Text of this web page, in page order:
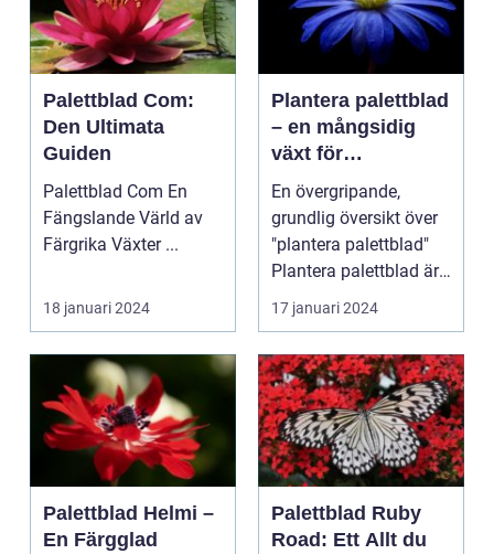
Palettblad Com:
Den Ultimata
Guiden
Palettblad Com En
Fängslande Värld av
Färgrika Växter ...
18 januari 2024
Plantera palettblad
– en mångsidig
växt för
trädgårdsentusiast
En övergripande,
grundlig översikt över
"plantera palettblad"
Plantera palettblad är
en populär akt...
17 januari 2024
Palettblad Helmi –
En Färgglad
Palettblad Ruby
Road: Ett Allt du